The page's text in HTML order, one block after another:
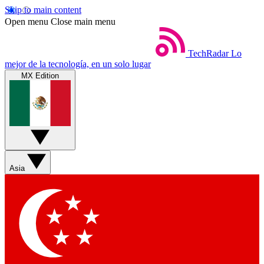
Skip to main content
Open menu Close main menu
TechRadar Lo
mejor de la tecnología, en un solo lugar
MX Edition
Asia